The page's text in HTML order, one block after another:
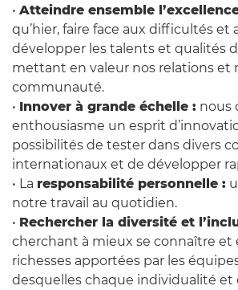
• Atteindre ensemble
qu’hier, faire face aux difficultés et
développer les talents et qualités
mettant en valeur nos relations et
communauté.
• Innover à grande échelle : nous
enthousiasme un esprit
possibilités de tester dans divers
internationaux et de développer
• La responsabilité personnelle :
notre travail au quotidien.
• Rechercher la diversité et
cherchant à mieux se connaître et
richesses apportées par les
desquelles chaque individualité et